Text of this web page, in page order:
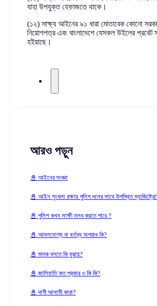
যাহা উপযুক্ত হেফাজতে থাকে।
(১২) সাক্ষ্য আইনের ৯১ ধারা মোতাবেক কোনো
নিয়োগপত্র এবং বাংলাদেশে যেসকল উইলের প্রবেট
হইয়াছে।
আরও পড়ুন
📓 আইনের সংজ্ঞা
📓 আইন শৃংখলা রক্ষায় পুলিশ দলের সাথে উপস্থিত
📓 পুলিশ কখন সাক্ষী তলব করতে পারে ?
📓 আমলযোগ্য বা ধর্তব্য অপরাধ কি?
📓 মাদক বলতে কি বুঝায়?
📓 জালিয়াতি কত প্রকার ও কি কি?
📓 দাগী আসামী কারা?